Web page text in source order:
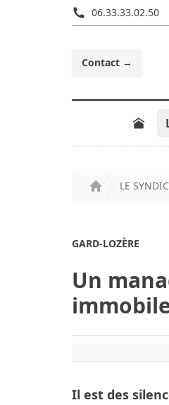
06.33.33.02.50
Contact →
LE
GARD-LOZÈRE
Un
Il est des